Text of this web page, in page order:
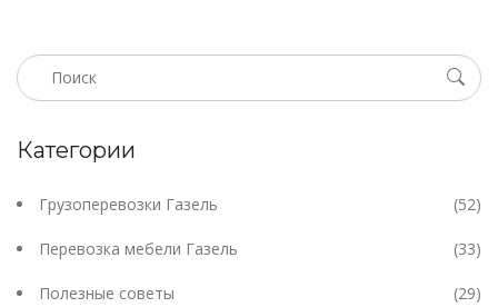
Категории
Грузоперевозки Газель (52)
Перевозка мебели Газель (33)
Полезные советы (29)